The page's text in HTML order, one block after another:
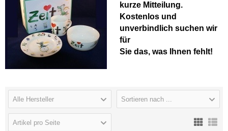
kurze Mitteilung.
Kostenlos und
unverbindlich suchen wir
für
Sie das, was Ihnen fehlt!
Alle Hersteller Sortieren nach ...
Artikel pro Seite